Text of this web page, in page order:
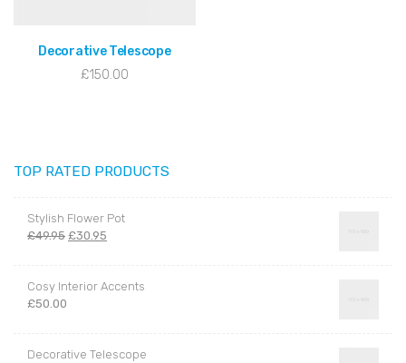
Decorative Telescope
£150.00
TOP RATED PRODUCTS
Stylish Flower Pot
£49.95 Il
era:
£30.95
è:
Cosy Interior Accents
£50.00
Decorative Telescope